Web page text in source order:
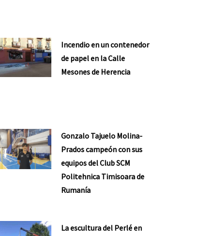
Incendio en un contenedor
de papel en la Calle
Mesones de Herencia
Gonzalo Tajuelo Molina-
Prados campeón con sus
equipos del Club SCM
Politehnica Timisoara de
Rumanía
La escultura del Perlé en